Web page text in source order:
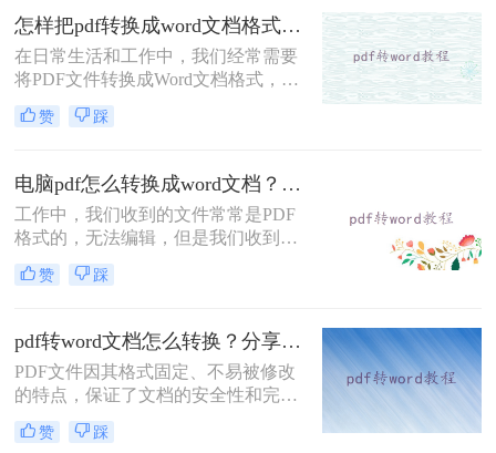
Word的高效方法，每种方法都有其独
特的优缺点和适用场景，用户可以根
据自己的需求灵活选择。
怎样把pdf转换成word文档格式？分享两种有效方法！
在日常生活和工作中，我们经常需要
将PDF文件转换成Word文档格式，以
便进行编辑、修改和排版。那么怎样
把pdf转换成word文档格式呢？本文将
赞 踩
电脑pdf怎么转换成word文档？这2个方法可轻松解决！
工作中，我们收到的文件常常是PDF
格式的，无法编辑，但是我们收到的
文件一般除了浏览还需要编辑外，想
要编辑时，就要将电脑pdf怎么转换成
就来给大家讲讲pdf转word的方法，教
会你快速转换。
赞 踩
pdf转word文档怎么转换？分享三个简单转换方法！
PDF文件因其格式固定、不易被修改
的特点，保证了文档的安全性和完整
性，但同时也带来了不易编辑的缺
点。在实际应用中，我们经常需要将
赞 踩